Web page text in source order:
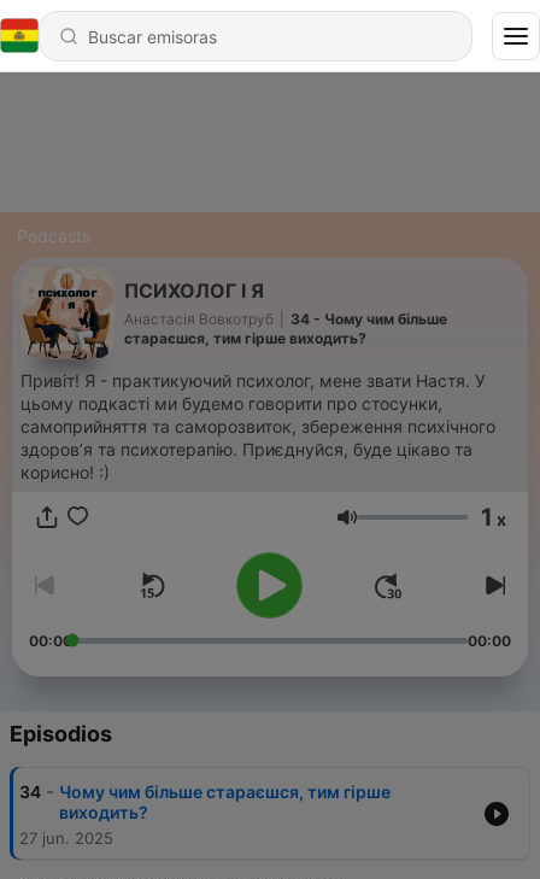
Podcasts
ПСИХОЛОГ І Я
Анастасія Вовкотруб
34 - Чому чим більше
стараєшся, тим гірше виходить?
Привіт! Я - практикуючий психолог, мене звати Настя. У
цьому подкасті ми будемо говорити про стосунки,
самоприйняття та саморозвиток, збереження психічного
здоровʼя та психотерапію. Приєднуйся, буде цікаво та
корисно! :)
Volumen 1 x
00:00 00:00
Episodios
34 - Чому чим більше стараєшся, тим гірше
виходить?
27 jun. 2025